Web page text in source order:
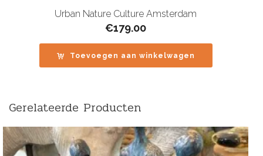
Urban Nature Culture Amsterdam
€179.00
Toevoegen aan winkelwagen
Gerelateerde Producten